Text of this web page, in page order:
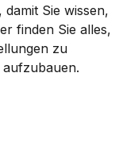
Sie wissen,
finden Sie alles,
zu